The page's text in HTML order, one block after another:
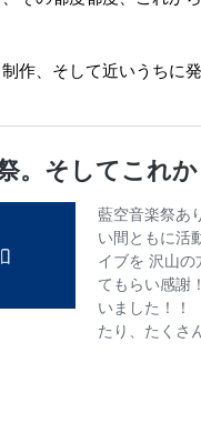
作、そして近いうちに